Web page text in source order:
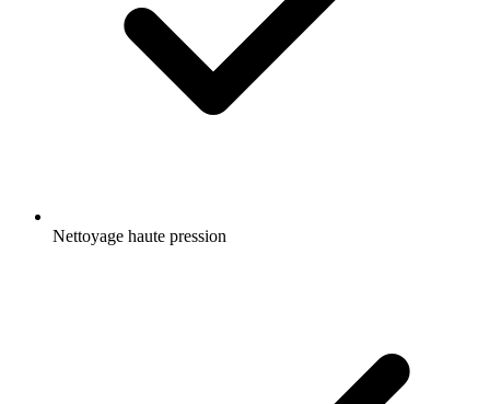
Nettoyage haute pression